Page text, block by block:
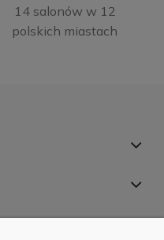
14 salonów w 12
polskich miastach